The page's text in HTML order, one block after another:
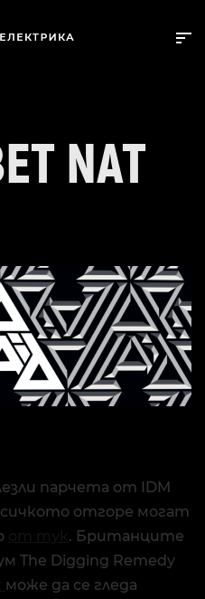
NAT
парчета от IDM
отгоре могат
. Британците
The Digging Remedy
може да се гледа